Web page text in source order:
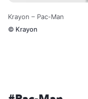
Krayon – Pac-Man
© Krayon